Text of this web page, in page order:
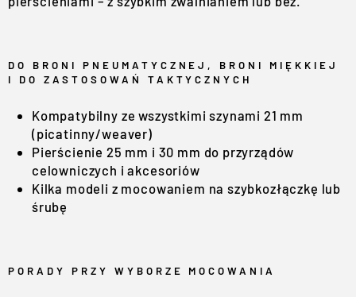
DO BRONI PNEUMATYCZNEJ, BRONI MIĘKKIEJ
I DO ZASTOSOWAŃ TAKTYCZNYCH
Kompatybilny ze wszystkimi szynami 21 mm
(picatinny/weaver)
Pierścienie 25 mm i 30 mm do przyrządów
celowniczych i akcesoriów
Kilka modeli z mocowaniem na szybkozłączkę lub
śrubę
PORADY PRZY WYBORZE MOCOWANIA